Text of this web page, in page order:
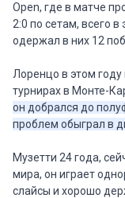
Open, где в матче
2:0 по сетам, всего
одержал в них 12
Лоренцо в этом году
турнирах в Монте-
он добрался до
проблем обыграл в
Музетти 24 года,
мира, он играет
слайсы и хорошо